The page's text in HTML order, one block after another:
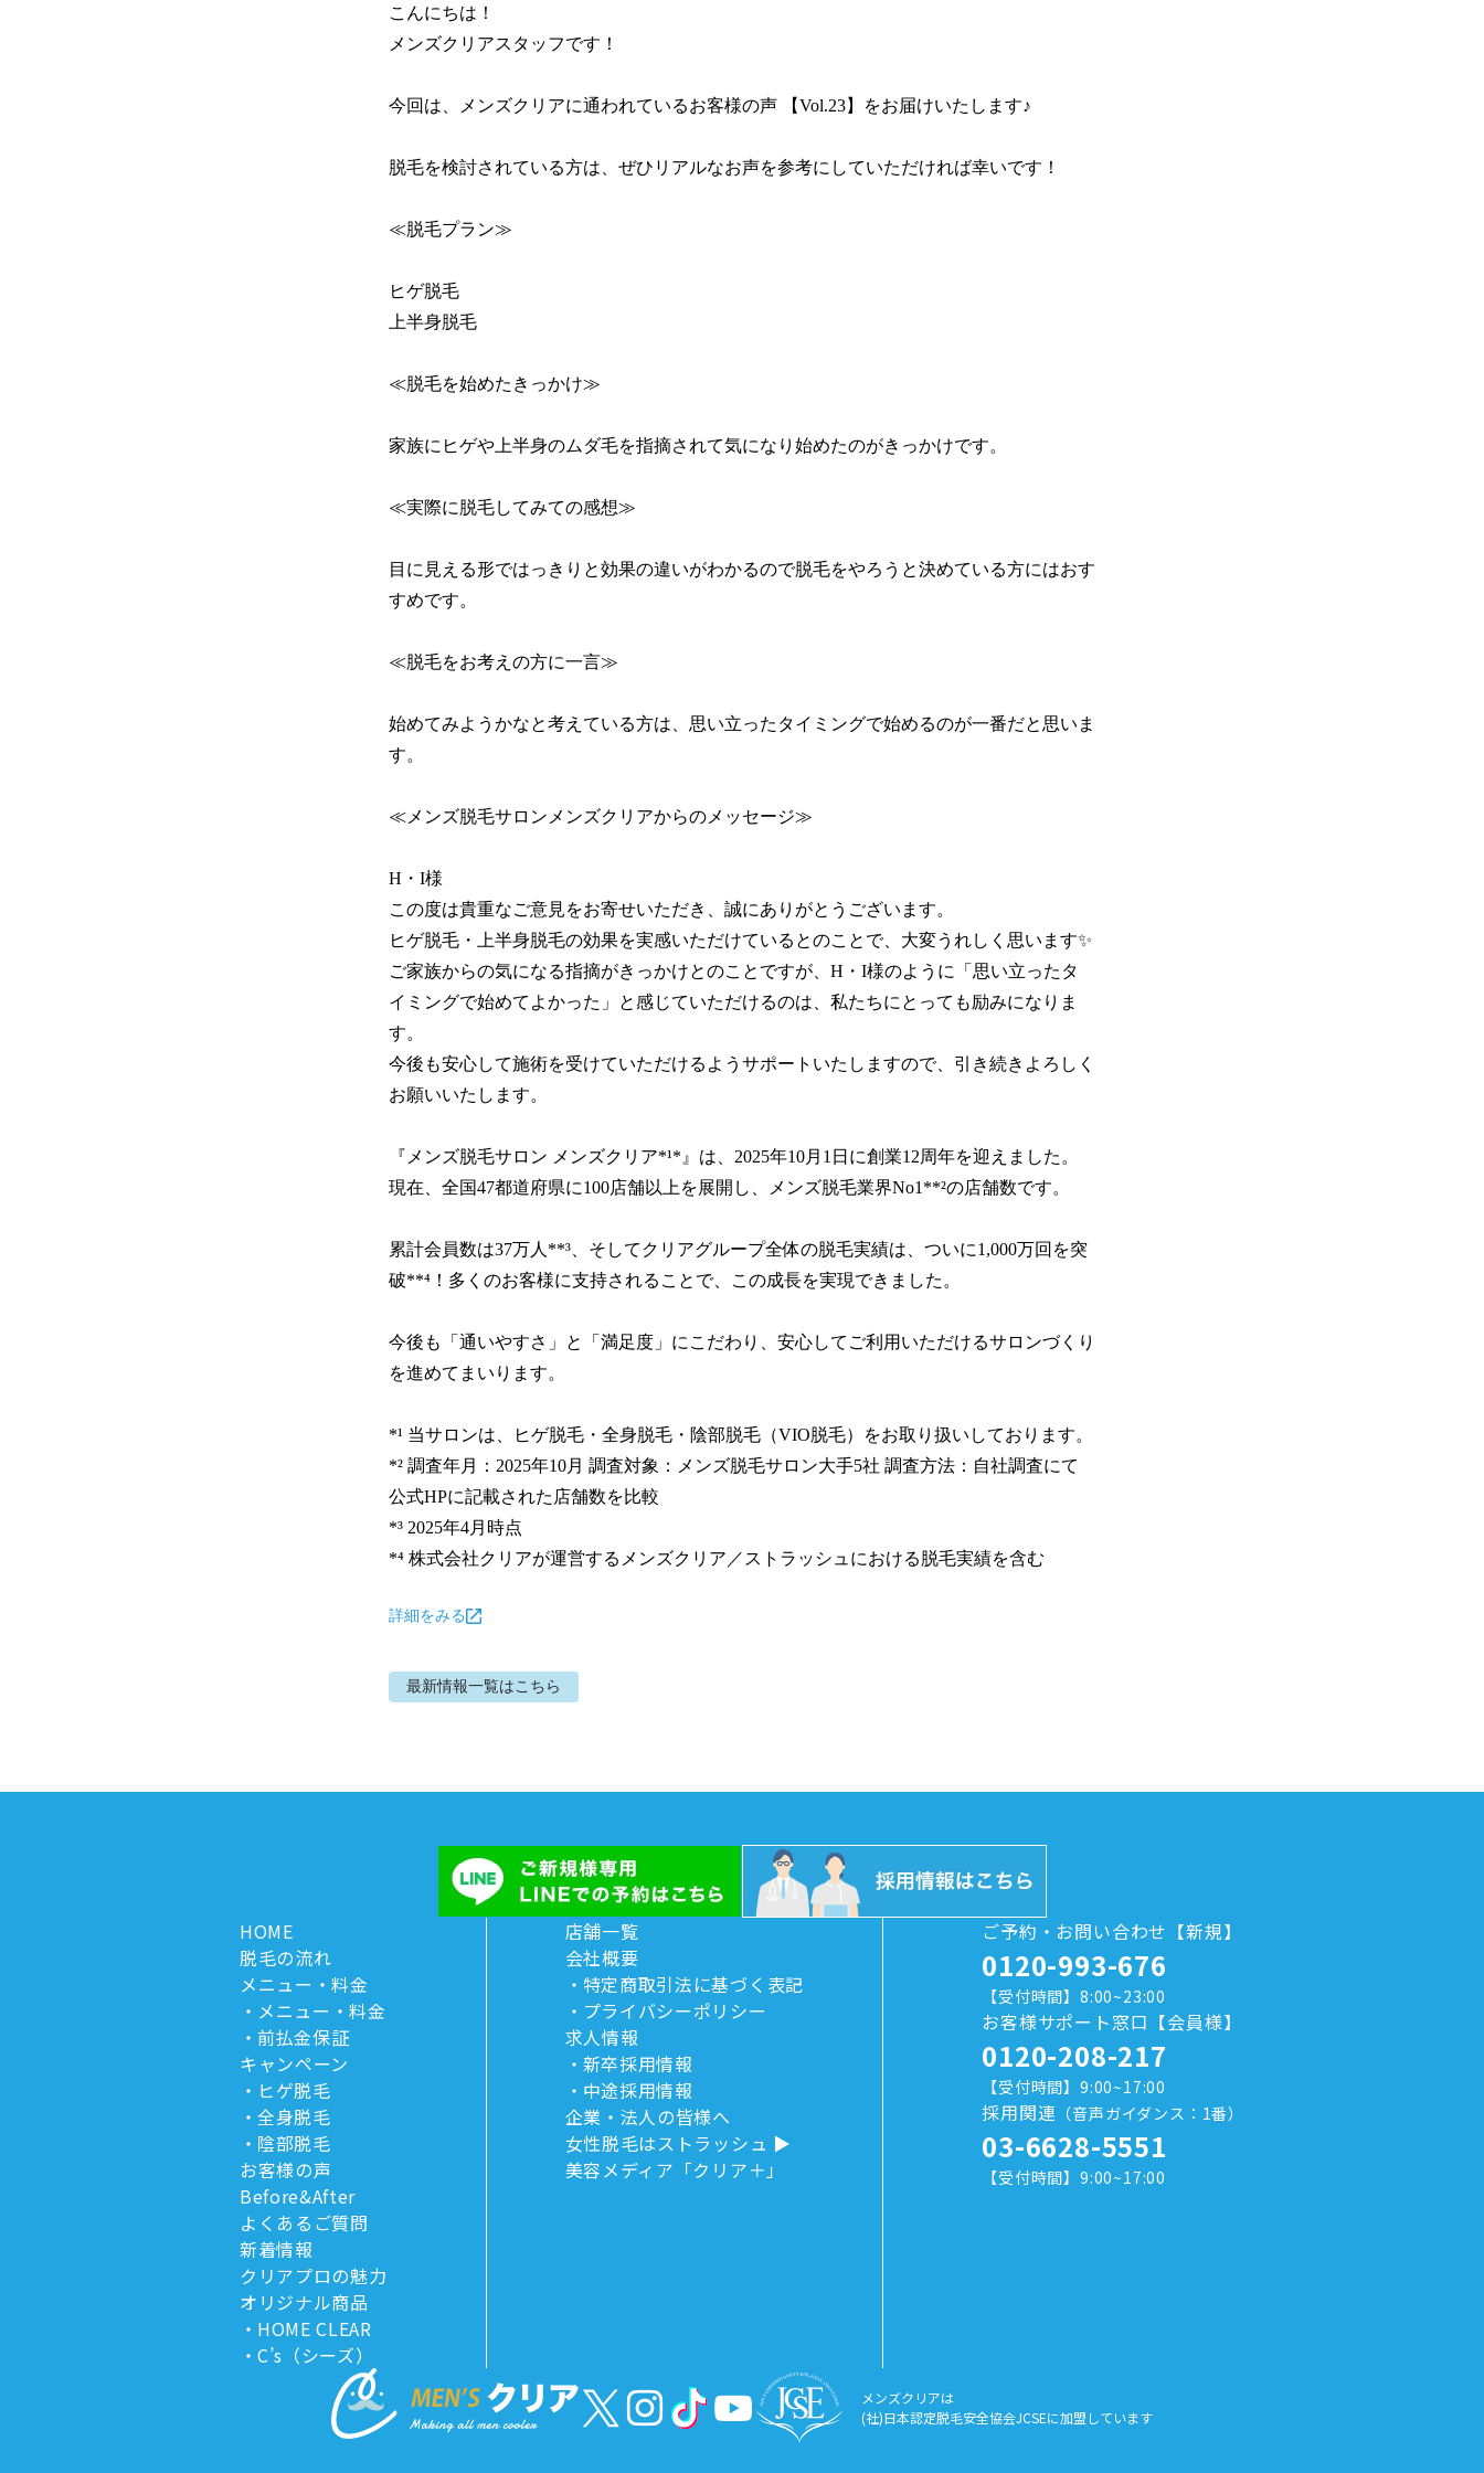
こんにちは！
メンズクリアスタッフです！
今回は、メンズクリアに通われているお客様の声 【Vol.23】をお届けいたします♪
脱毛を検討されている方は、ぜひリアルなお声を参考にしていただければ幸いです！
≪脱毛プラン≫
ヒゲ脱毛
上半身脱毛
≪脱毛を始めたきっかけ≫
家族にヒゲや上半身のムダ毛を指摘されて気になり始めたのがきっかけです。
≪実際に脱毛してみての感想≫
目に見える形ではっきりと効果の違いがわかるので脱毛をやろうと決めている方にはおす
すめです。
≪脱毛をお考えの方に一言≫
始めてみようかなと考えている方は、思い立ったタイミングで始めるのが一番だと思いま
す。
≪メンズ脱毛サロンメンズクリアからのメッセージ≫
H・I様
この度は貴重なご意見をお寄せいただき、誠にありがとうございます。
ヒゲ脱毛・上半身脱毛の効果を実感いただけているとのことで、大変うれしく思います✨
ご家族からの気になる指摘がきっかけとのことですが、H・I様のように「思い立ったタ
イミングで始めてよかった」と感じていただけるのは、私たちにとっても励みになりま
す。
今後も安心して施術を受けていただけるようサポートいたしますので、引き続きよろしく
お願いいたします。
『メンズ脱毛サロン メンズクリア*¹*』は、2025年10月1日に創業12周年を迎えました。
現在、全国47都道府県に100店舗以上を展開し、メンズ脱毛業界No1**²の店舗数です。
累計会員数は37万人**³、そしてクリアグループ全体の脱毛実績は、ついに1,000万回を突
破**⁴！多くのお客様に支持されることで、この成長を実現できました。
今後も「通いやすさ」と「満足度」にこだわり、安心してご利用いただけるサロンづくり
を進めてまいります。
*¹ 当サロンは、ヒゲ脱毛・全身脱毛・陰部脱毛（VIO脱毛）をお取り扱いしております。
*² 調査年月：2025年10月 調査対象：メンズ脱毛サロン大手5社 調査方法：自社調査にて
公式HPに記載された店舗数を比較
*³ 2025年4月時点
*⁴ 株式会社クリアが運営するメンズクリア／ストラッシュにおける脱毛実績を含む
詳細をみる
最新情報一覧はこちら
HOME
脱毛の流れ
メニュー・料金
メニュー・料金
前払金保証
キャンペーン
ヒゲ脱毛
全身脱毛
陰部脱毛
お客様の声
Before&After
よくあるご質問
新着情報
クリアプロの魅力
オリジナル商品
HOME CLEAR
C’s（シーズ）
店舗一覧
会社概要
特定商取引法に基づく表記
プライバシーポリシー
求人情報
新卒採用情報
中途採用情報
企業・法人の皆様へ
女性脱毛はストラッシュ
美容メディア「クリア＋」
ご予約・お問い合わせ【新規】
0120-993-676
【受付時間】8:00~23:00
お客様サポート窓口【会員様】
0120-208-217
【受付時間】9:00~17:00
採用関連 （音声ガイダンス：1番）
03-6628-5551
【受付時間】9:00~17:00
メンズクリアは
(社)日本認定脱毛安全協会JCSEに加盟しています